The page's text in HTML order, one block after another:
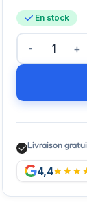
En stock
Livraison
4,4